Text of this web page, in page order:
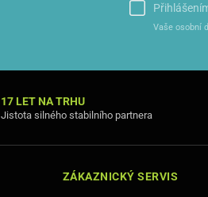
Vaše osobní
17 LET NA TRHU
Jistota silného stabilního partnera
ZÁKAZNICKÝ SERVIS